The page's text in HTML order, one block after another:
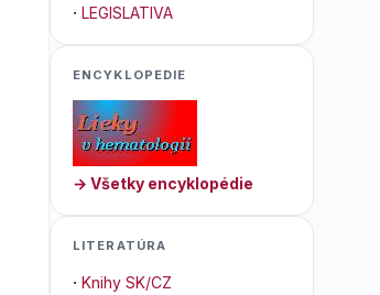
· LEGISLATIVA
ENCYKLOPEDIE
→ Všetky encyklopédie
LITERATÚRA
· Knihy SK/CZ